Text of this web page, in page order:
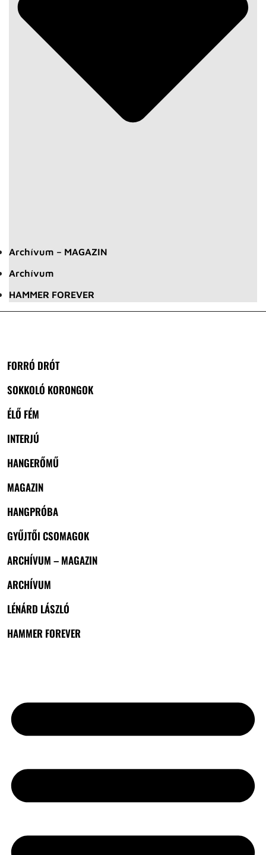
Archívum – MAGAZIN
Archívum
HAMMER FOREVER
FORRÓ DRÓT
SOKKOLÓ KORONGOK
ÉLŐ FÉM
INTERJÚ
HANGERŐMŰ
MAGAZIN
HANGPRÓBA
GYŰJTŐI CSOMAGOK
ARCHÍVUM – MAGAZIN
ARCHÍVUM
LÉNÁRD LÁSZLÓ
HAMMER FOREVER